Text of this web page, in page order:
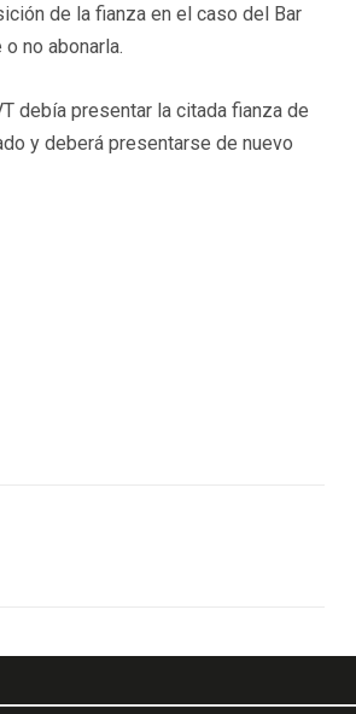
de la fianza en el caso del Bar
no abonarla.
debía presentar la citada fianza de
y deberá presentarse de nuevo